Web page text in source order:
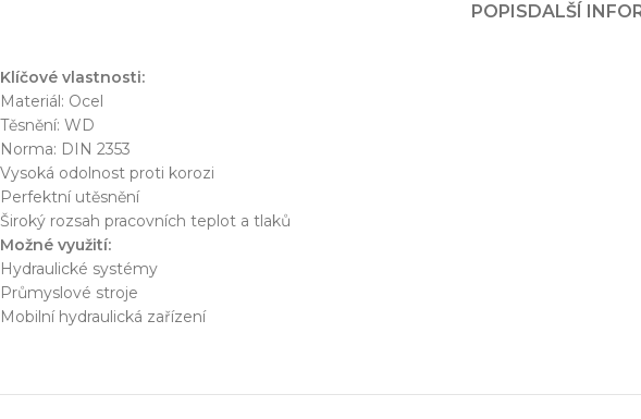
Technická dokumentace
POPISDALŠÍ
Klíčové vlastnosti:
Materiál: Ocel
Těsnění: WD
Norma: DIN 2353
Vysoká odolnost proti korozi
Perfektní utěsnění
Široký rozsah pracovních teplot a tlaků
Možné využití:
Hydraulické systémy
Průmyslové stroje
Mobilní hydraulická zařízení